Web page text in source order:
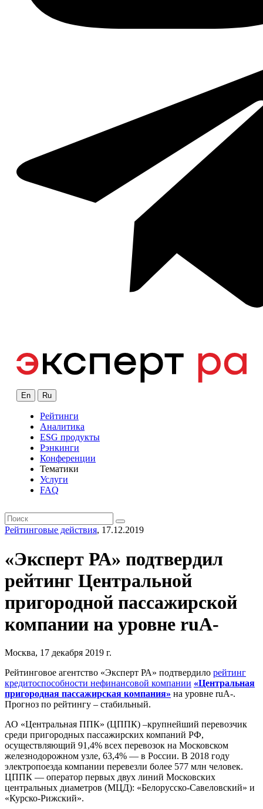
En Ru
Рейтинги
Аналитика
ESG продукты
Рэнкинги
Конференции
Тематики
Услуги
FAQ
Рейтинговые действия, 17.12.2019
«Эксперт РА» подтвердил
рейтинг Центральной
пригородной пассажирской
компании на уровне ruA-
Москва, 17 декабря 2019 г.
Рейтинговое агентство «Эксперт РА» подтвердило рейтинг
кредитоспособности нефинансовой компании «Центральная
пригородная пассажирская компания» на уровне ruA-.
Прогноз по рейтингу – стабильный.
АО «Центральная ППК» (ЦППК) –крупнейший перевозчик
среди пригородных пассажирских компаний РФ,
осуществляющий 91,4% всех перевозок на Московском
железнодорожном узле, 63,4% — в России. В 2018 году
электропоезда компании перевезли более 577 млн человек.
ЦППК — оператор первых двух линий Московских
центральных диаметров (МЦД): «Белорусско-Савеловский» и
«Курско-Рижский».